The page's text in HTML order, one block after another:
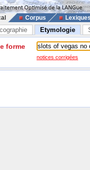
Corpus
Etymologie
forme
notices corrigées